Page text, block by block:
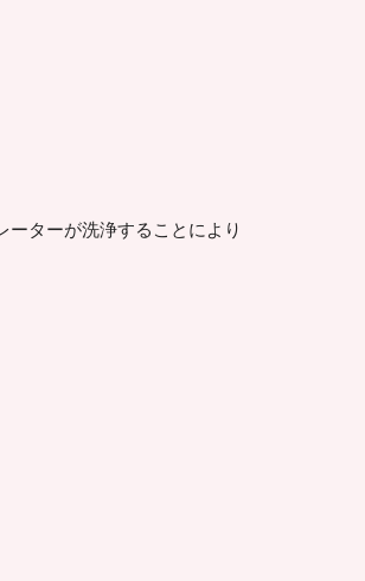
ーターが洗浄することにより